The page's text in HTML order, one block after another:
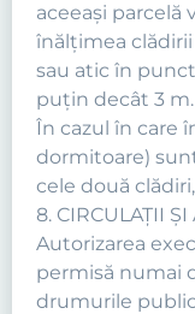
aceeaşi parcelă
înălţimea
sau atic în
puţin decât 3 m.
În cazul în care
dormitoare)
cele două
8. CIRCULAŢII ŞI
Autorizarea
permisă numai
drumurile